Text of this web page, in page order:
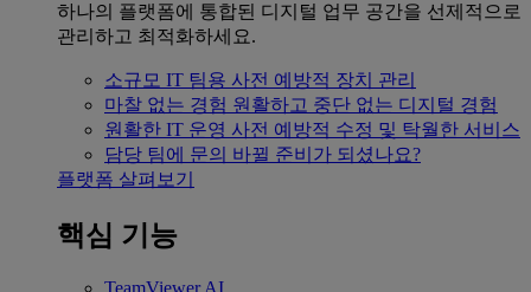
하나의 플랫폼에 통합된 디지털 업무 공간을 선제적으로
관리하고 최적화하세요.
소규모 IT 팀용 사전 예방적 장치 관리
마찰 없는 경험 원활하고 중단 없는 디지털 경험
원활한 IT 운영 사전 예방적 수정 및 탁월한 서비스
담당 팀에 문의 바뀔 준비가 되셨나요?
플랫폼 살펴보기
핵심 기능
TeamViewer AI